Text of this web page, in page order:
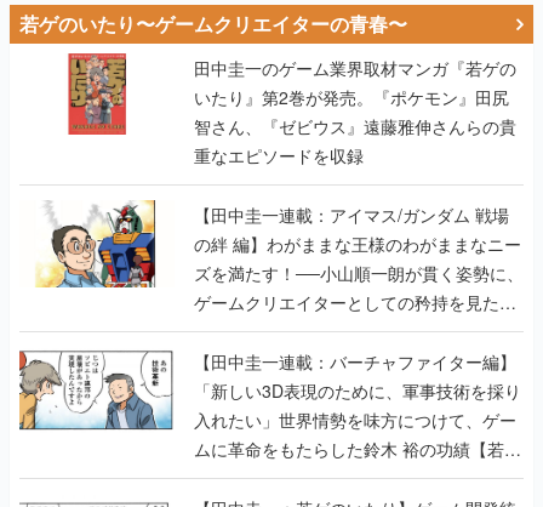
若ゲのいたり〜ゲームクリエイターの青春〜
田中圭一のゲーム業界取材マンガ『若ゲの
いたり』第2巻が発売。『ポケモン』田尻
智さん、『ゼビウス』遠藤雅伸さんらの貴
重なエピソードを収録
【田中圭一連載：アイマス/ガンダム 戦場
の絆 編】わがままな王様のわがままなニー
ズを満たす！──小山順一朗が貫く姿勢に、
ゲームクリエイターとしての矜持を見た
【若ゲのいたり最終回】
【田中圭一連載：バーチャファイター編】
「新しい3D表現のために、軍事技術を採り
入れたい」世界情勢を味方につけて、ゲー
ムに革命をもたらした鈴木 裕の功績【若ゲ
のいたり】